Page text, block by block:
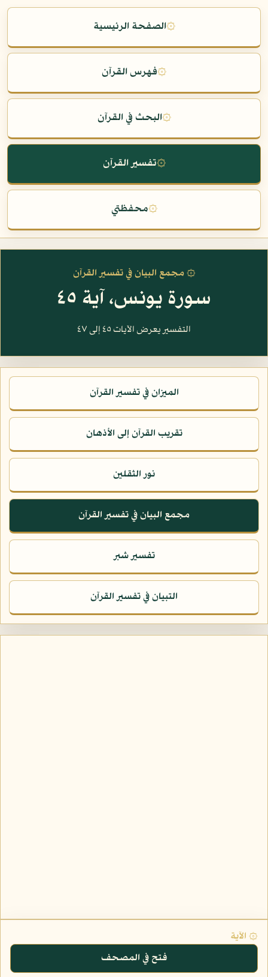
۞الصفحة الرئيسية
۞فهرس القرآن
۞البحث في القرآن
۞تفسير القرآن
۞محفظتي
۞ مجمع البيان في تفسير القرآن
سورة يونس، آية ٤٥
التفسير يعرض الآيات ٤٥ إلى ٤٧
الميزان في تفسير القرآن
تقريب القرآن إلى الأذهان
نور الثقلين
مجمع البيان في تفسير القرآن
تفسير شبر
التبيان في تفسير القرآن
۞ الآية
فتح في المصحف